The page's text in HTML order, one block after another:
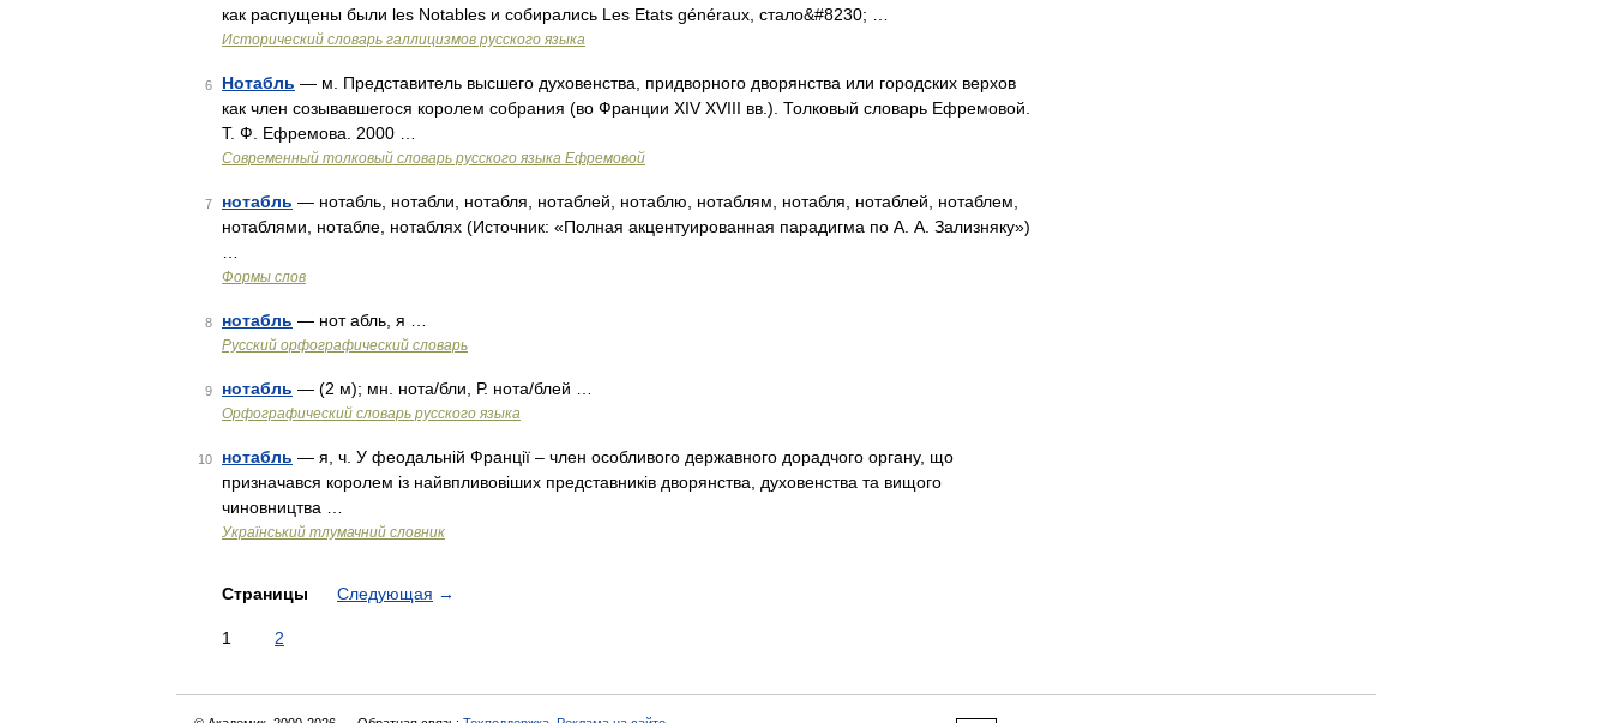
как распущены были les Notables и собирались Les Etats généraux, стало&#8230; …
Исторический словарь галлицизмов русского языка
6 Нотабль — м. Представитель высшего духовенства, придворного дворянства или городских верхов
как член созывавшегося королем собрания (во Франции XIV XVIII вв.). Толковый словарь Ефремовой.
Т. Ф. Ефремова. 2000 …
Современный толковый словарь русского языка Ефремовой
7 нотабль — нотабль, нотабли, нотабля, нотаблей, нотаблю, нотаблям, нотабля, нотаблей, нотаблем,
нотаблями, нотабле, нотаблях (Источник: «Полная акцентуированная парадигма по А. А. Зализняку»)
Формы слов
8 нотабль — нот абль, я …
Русский орфографический словарь
9 нотабль — (2 м); мн. нота/бли, Р. нота/блей …
Орфографический словарь русского языка
10 нотабль — я, ч. У феодальній Франції – член особливого державного дорадчого органу, що
призначався королем із найвпливовіших представників дворянства, духовенства та вищого
чиновництва …
Український тлумачний словник
Страницы Следующая →
1 2